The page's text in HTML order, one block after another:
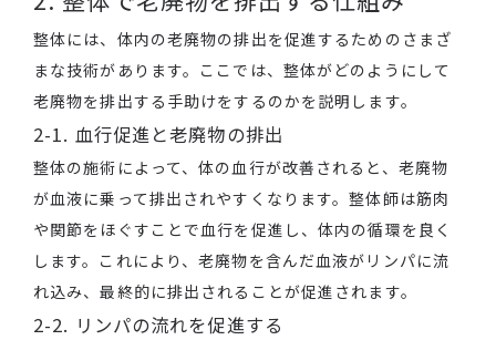
整体には、体内の老廃物の排出を促進するためのさまざ
まな技術があります。ここでは、整体がどのようにして
老廃物を排出する手助けをするのかを説明します。
2-1. 血行促進と老廃物の排出
整体の施術によって、体の血行が改善されると、老廃物
が血液に乗って排出されやすくなります。整体師は筋肉
や関節をほぐすことで血行を促進し、体内の循環を良く
します。これにより、老廃物を含んだ血液がリンパに流
れ込み、最終的に排出されることが促進されます。
2-2. リンパの流れを促進する